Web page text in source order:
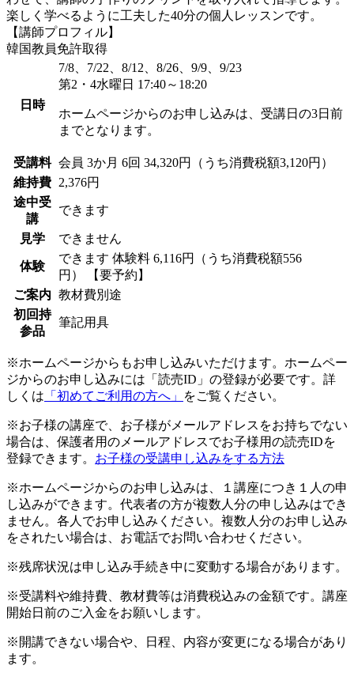
楽しく学べるように工夫した40分の個人レッスンです。
【講師プロフィル】
韓国教員免許取得
日時
7/8、7/22、8/12、8/26、9/9、9/23
第2・4水曜日 17:40～18:20
ホームページからのお申し込みは、受講日の3日前
までとなります。
受講料 会員 3か月 6回 34,320円（うち消費税額3,120円）
維持費
2,376円
途中受
講
できます
見学 できません
体験
できます 体験料 6,116円（うち消費税額556
円）
【要予約】
ご案内 教材費別途
初回持
参品
筆記用具
※ホームページからもお申し込みいただけます。ホームペー
ジからのお申し込みには「読売ID」の登録が必要です。詳
しくは 「初めてご利用の方へ」 をご覧ください。
※お子様の講座で、お子様がメールアドレスをお持ちでない
場合は、保護者用のメールアドレスでお子様用の読売IDを
登録できます。 お子様の受講申し込みをする方法
※ホームページからのお申し込みは、１講座につき１人の申
し込みができます。代表者の方が複数人分の申し込みはでき
ません。各人でお申し込みください。複数人分のお申し込み
をされたい場合は、お電話でお問い合わせください。
※残席状況は申し込み手続き中に変動する場合があります。
※受講料や維持費、教材費等は消費税込みの金額です。講座
開始日前のご入金をお願いします。
※開講できない場合や、日程、内容が変更になる場合があり
ます。